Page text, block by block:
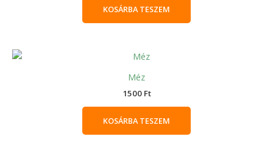
KOSÁRBA TESZEM
Méz
1500 Ft
KOSÁRBA TESZEM